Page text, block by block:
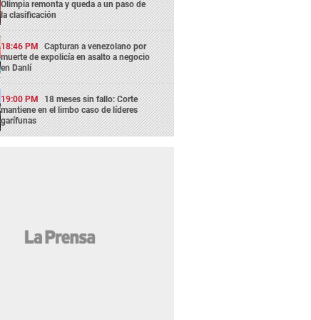
Olimpia remonta y queda a un paso de
la clasificación
18:46 PM Capturan a venezolano por
muerte de expolicía en asalto a negocio
en Danlí
19:00 PM 18 meses sin fallo: Corte
mantiene en el limbo caso de líderes
garífunas